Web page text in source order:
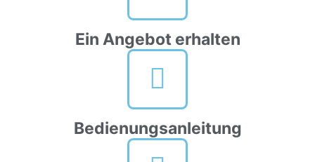
Ein Angebot erhalten
Bedienungsanleitung